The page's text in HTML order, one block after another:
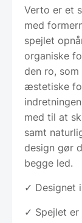
Verto er et
med
spejlet
organiske
den ro,
æstetiske
med til at
samt
design gør
begge led.
✓ Designet
✓ Spejlet